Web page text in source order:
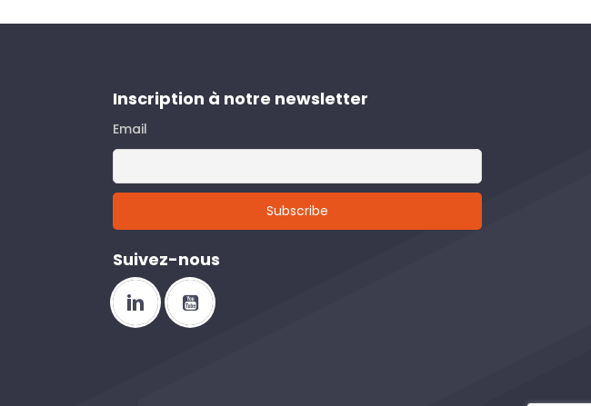
Inscription à notre newsletter
Email
Suivez-nous